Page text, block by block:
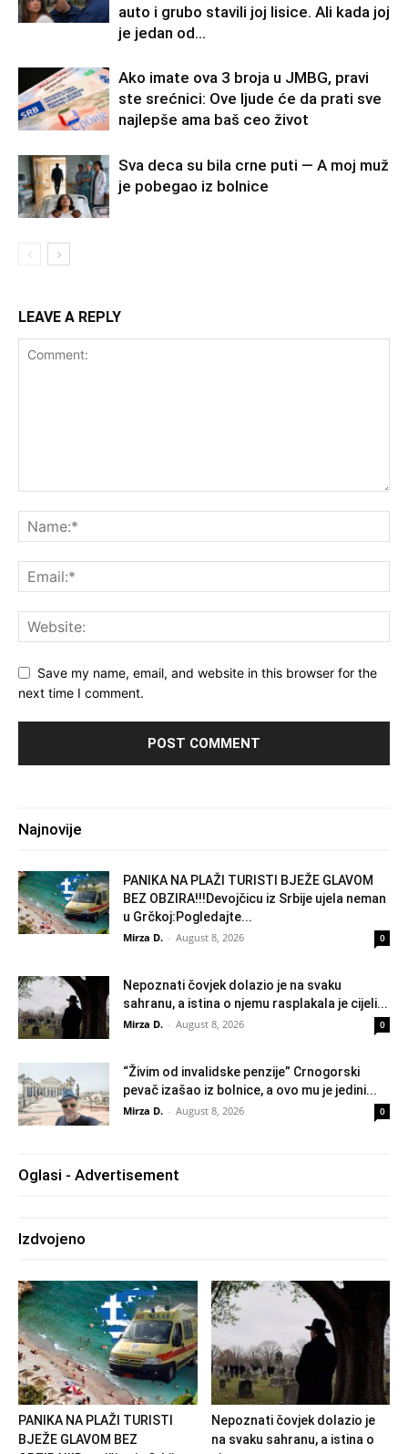
auto i grubo stavili joj lisice. Ali kada joj
je jedan od...
Ako imate ova 3 broja u JMBG, pravi
ste srećnici: Ove ljude će da prati sve
najlepše ama baš ceo život
Sva deca su bila crne puti — A moj muž
je pobegao iz bolnice
LEAVE A REPLY
Save my name, email, and website in this browser for the
next time I comment.
Najnovije
PANIKA NA PLAŽI TURISTI BJEŽE GLAVOM
BEZ OBZIRA!!!Devojčicu iz Srbije ujela neman
u Grčkoj:Pogledajte...
Mirza D. - August 8, 2026 0
Nepoznati čovjek dolazio je na svaku
sahranu, a istina o njemu rasplakala je cijeli...
Mirza D. - August 8, 2026 0
“Živim od invalidske penzije” Crnogorski
pevač izašao iz bolnice, a ovo mu je jedini...
Mirza D. - August 8, 2026 0
Oglasi - Advertisement
Izdvojeno
PANIKA NA PLAŽI TURISTI
BJEŽE GLAVOM BEZ
Nepoznati čovjek dolazio je
na svaku sahranu, a istina o